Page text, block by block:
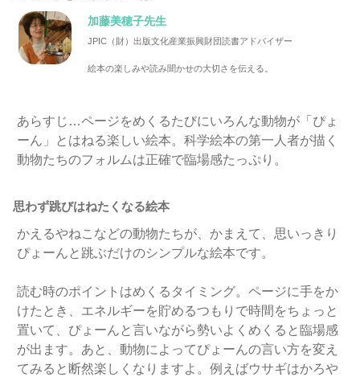
加藤美穂子先生
JPIC（財）出版文化産業振興財団読書アドバイザー
絵本の楽しみや読み聞かせの大切さを伝える。
あらすじ…ページをめくるたびにいろんな動物が「ぴょ
ーん」とはねる楽しい絵本。科学絵本の第一人者が描く
動物たちのフォルムは正確で臨場感たっぷり。
思わず跳びはねたくなる絵本
かえるやねこなどの動物たちが、かまえて、思いっきり
ぴょーんと跳ぶだけのシンプルな絵本です。
読む時のポイントはめくるタイミング。ページに手をか
けたとき、エネルギーを貯めるつもりで時間をちょっと
置いて、ぴょーんと言いながら勢いよくめくると臨場感
が出ます。あと、動物によってぴょーんの言い方を変え
てみると断然楽しくなりますよ。例えばウサギはかろや